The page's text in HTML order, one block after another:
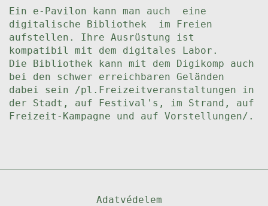
Ein e-Pavilon kann man auch eine
digitalische Bibliothek im Freien
aufstellen. Ihre Ausrüstung ist
kompatibil mit dem digitales Labor.
Die Bibliothek kann mit dem Digikomp auch
bei den schwer erreichbaren Geländen
dabei sein /pl.Freizeitveranstaltungen in
der Stadt, auf Festival's, im Strand, auf
Freizeit-Kampagne und auf Vorstellungen/.
Adatvédelem